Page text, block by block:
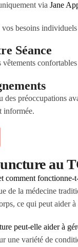
via Jane
vos besoins
Séance
des préoccupations
informée.
au
comment fonctionne-
de la médecine
ce qui peut aider
peut-elle aider à
une variété de